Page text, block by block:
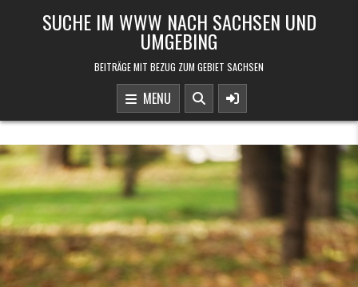
SUCHE IM WWW NACH SACHSEN UND
UMGEBING
BEITRÄGE MIT BEZUG ZUM GEBIET SACHSEN
MENU